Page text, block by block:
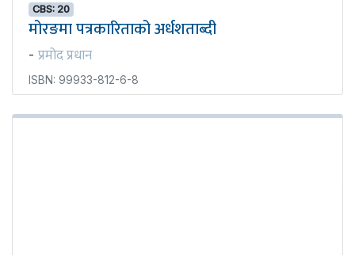
CBS: 20
मोरङमा पत्रकारिताको अर्धशताब्दी
- प्रमोद प्रधान
ISBN: 99933-812-6-8